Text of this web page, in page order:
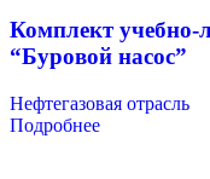
Комплект учебно-
“Буровой насос”
Нефтегазовая отрасль
Подробнее